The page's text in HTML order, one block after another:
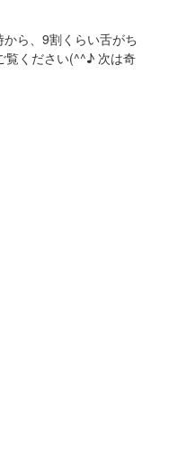
ら、9割くらい舌がち
覧ください(^^♪ 次は奇